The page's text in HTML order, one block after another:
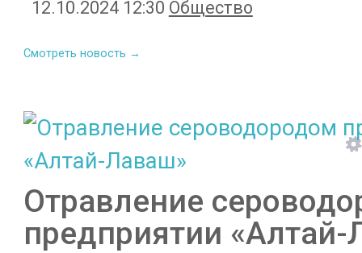
12.10.2024 12:30 Общество
Смотреть новость →
Отравление
предприятии